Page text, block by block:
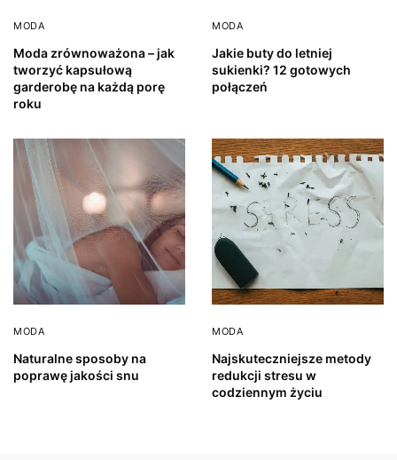
MODA
Moda zrównoważona – jak
tworzyć kapsułową
garderobę na każdą porę
roku
MODA
Jakie buty do letniej
sukienki? 12 gotowych
połączeń
MODA
Naturalne sposoby na
poprawę jakości snu
MODA
Najskuteczniejsze metody
redukcji stresu w
codziennym życiu